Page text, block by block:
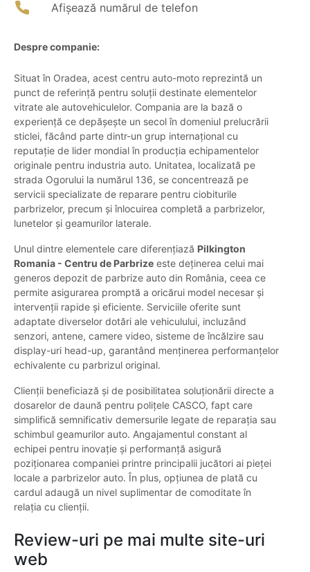
Afișează numărul de telefon
Despre companie:
Situat în Oradea, acest centru auto-moto reprezintă un
punct de referință pentru soluții destinate elementelor
vitrate ale autovehiculelor. Compania are la bază o
experiență ce depășește un secol în domeniul prelucrării
sticlei, făcând parte dintr-un grup internațional cu
reputație de lider mondial în producția echipamentelor
originale pentru industria auto. Unitatea, localizată pe
strada Ogorului la numărul 136, se concentrează pe
servicii specializate de reparare pentru ciobiturile
parbrizelor, precum și înlocuirea completă a parbrizelor,
lunetelor și geamurilor laterale.
Unul dintre elementele care diferențiază Pilkington
Romania - Centru de Parbrize este deținerea celui mai
generos depozit de parbrize auto din România, ceea ce
permite asigurarea promptă a oricărui model necesar și
intervenții rapide și eficiente. Serviciile oferite sunt
adaptate diverselor dotări ale vehiculului, incluzând
senzori, antene, camere video, sisteme de încălzire sau
display-uri head-up, garantând menținerea performanțelor
echivalente cu parbrizul original.
Clienții beneficiază și de posibilitatea soluționării directe a
dosarelor de daună pentru polițele CASCO, fapt care
simplifică semnificativ demersurile legate de reparația sau
schimbul geamurilor auto. Angajamentul constant al
echipei pentru inovație și performanță asigură
poziționarea companiei printre principalii jucători ai pieței
locale a parbrizelor auto. În plus, opțiunea de plată cu
cardul adaugă un nivel suplimentar de comoditate în
relația cu clienții.
Review-uri pe mai multe site-uri
web